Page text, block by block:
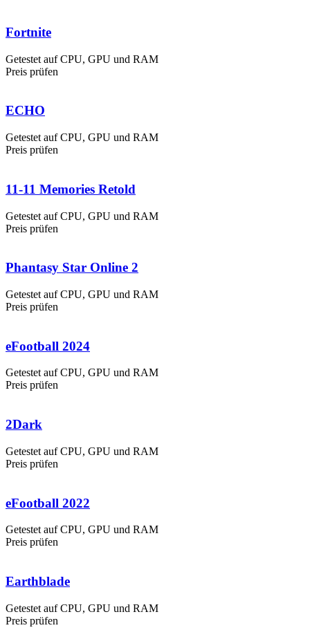
Fortnite
Getestet auf CPU, GPU und RAM
Preis prüfen
ECHO
Getestet auf CPU, GPU und RAM
Preis prüfen
11-11 Memories Retold
Getestet auf CPU, GPU und RAM
Preis prüfen
Phantasy Star Online 2
Getestet auf CPU, GPU und RAM
Preis prüfen
eFootball 2024
Getestet auf CPU, GPU und RAM
Preis prüfen
2Dark
Getestet auf CPU, GPU und RAM
Preis prüfen
eFootball 2022
Getestet auf CPU, GPU und RAM
Preis prüfen
Earthblade
Getestet auf CPU, GPU und RAM
Preis prüfen